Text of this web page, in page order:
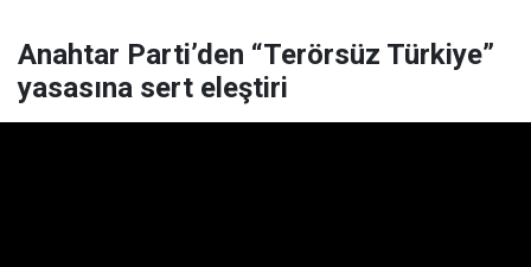
Anahtar Parti’den “Terörsüz Türkiye”
yasasına sert eleştiri